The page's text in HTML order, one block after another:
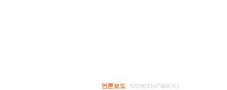
언론보도 922개(33/47페이지)